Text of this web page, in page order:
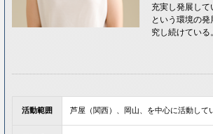
充実し発展して
という環境の
究し続けている。
活動範囲 芦屋（関西）、岡山、を中心に活動して